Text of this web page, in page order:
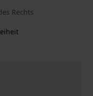
Rechts